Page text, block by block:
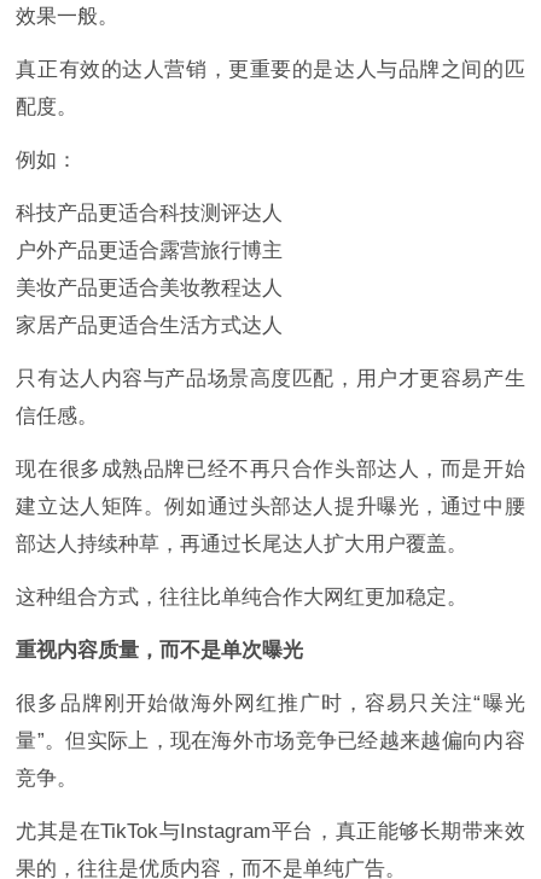
效果一般。
真正有效的达人营销，更重要的是达人与品牌之间的匹
配度。
例如：
科技产品更适合科技测评达人
户外产品更适合露营旅行博主
美妆产品更适合美妆教程达人
家居产品更适合生活方式达人
只有达人内容与产品场景高度匹配，用户才更容易产生
信任感。
现在很多成熟品牌已经不再只合作头部达人，而是开始
建立达人矩阵。例如通过头部达人提升曝光，通过中腰
部达人持续种草，再通过长尾达人扩大用户覆盖。
这种组合方式，往往比单纯合作大网红更加稳定。
重视内容质量，而不是单次曝光
很多品牌刚开始做海外网红推广时，容易只关注“曝光
量”。但实际上，现在海外市场竞争已经越来越偏向内容
竞争。
尤其是在TikTok与Instagram平台，真正能够长期带来效
果的，往往是优质内容，而不是单纯广告。